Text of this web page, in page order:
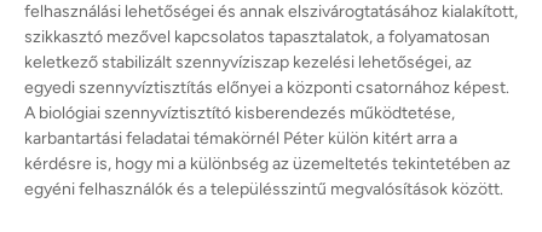
felhasználási lehetőségei és annak elszivárogtatásához kialakított,
szikkasztó mezővel kapcsolatos tapasztalatok, a folyamatosan
keletkező stabilizált szennyvíziszap kezelési lehetőségei, az
egyedi szennyvíztisztítás előnyei a központi csatornához képest.
A biológiai szennyvíztisztító kisberendezés működtetése,
karbantartási feladatai témakörnél Péter külön kitért arra a
kérdésre is, hogy mi a különbség az üzemeltetés tekintetében az
egyéni felhasználók és a településszintű megvalósítások között.